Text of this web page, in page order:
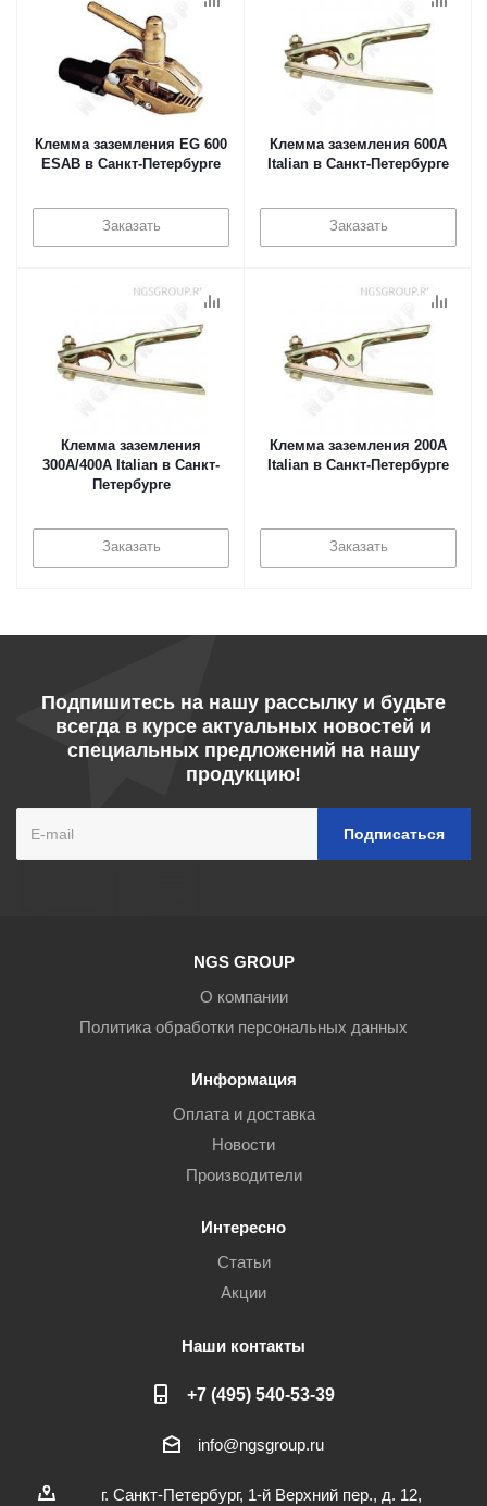
Клемма заземления EG 600
ESAB в Санкт-Петербурге
Заказать
Клемма заземления 600А
Italian в Санкт-Петербурге
Заказать
Клемма заземления
300А/400А Italian в Санкт-
Петербурге
Заказать
Клемма заземления 200А
Italian в Санкт-Петербурге
Заказать
Подпишитесь на нашу рассылку и будьте
всегда в курсе актуальных новостей и
специальных предложений на нашу
продукцию!
NGS GROUP
О компании
Политика обработки персональных данных
Информация
Оплата и доставка
Новости
Производители
Интересно
Статьи
Акции
Наши контакты
+7 (495) 540-53-39
info@ngsgroup.ru
г. Санкт-Петербург, 1-й Верхний пер., д. 12,